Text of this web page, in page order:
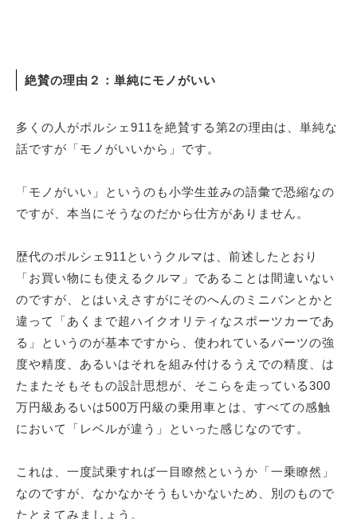
絶賛の理由２：単純にモノがいい
多くの人がポルシェ911を絶賛する第2の理由は、単純な
話ですが「モノがいいから」です。
「モノがいい」というのも小学生並みの語彙で恐縮なの
ですが、本当にそうなのだから仕方がありません。
歴代のポルシェ911というクルマは、前述したとおり
「お買い物にも使えるクルマ」であることは間違いない
のですが、とはいえさすがにそのへんのミニバンとかと
違って「あくまで超ハイクオリティなスポーツカーであ
る」というのが基本ですから、使われているパーツの強
度や精度、あるいはそれを組み付けるうえでの精度、は
たまたそもそもの設計思想が、そこらを走っている300
万円級あるいは500万円級の乗用車とは、すべての感触
において「レベルが違う」といった感じなのです。
これは、一度試乗すれば一目瞭然というか「一乗瞭然」
なのですが、なかなかそうもいかないため、別のもので
たとえてみましょう。